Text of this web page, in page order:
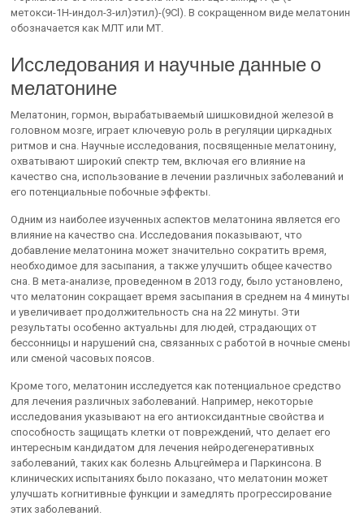
метокси-1H-индол-3-ил)этил)-(9Cl). В сокращенном виде мелатонин
обозначается как МЛТ или МТ.
Исследования и научные данные о
мелатонине
Мелатонин, гормон, вырабатываемый шишковидной железой в
головном мозге, играет ключевую роль в регуляции циркадных
ритмов и сна. Научные исследования, посвященные мелатонину,
охватывают широкий спектр тем, включая его влияние на
качество сна, использование в лечении различных заболеваний и
его потенциальные побочные эффекты.
Одним из наиболее изученных аспектов мелатонина является его
влияние на качество сна. Исследования показывают, что
добавление мелатонина может значительно сократить время,
необходимое для засыпания, а также улучшить общее качество
сна. В мета-анализе, проведенном в 2013 году, было установлено,
что мелатонин сокращает время засыпания в среднем на 4 минуты
и увеличивает продолжительность сна на 22 минуты. Эти
результаты особенно актуальны для людей, страдающих от
бессонницы и нарушений сна, связанных с работой в ночные смены
или сменой часовых поясов.
Кроме того, мелатонин исследуется как потенциальное средство
для лечения различных заболеваний. Например, некоторые
исследования указывают на его антиоксидантные свойства и
способность защищать клетки от повреждений, что делает его
интересным кандидатом для лечения нейродегенеративных
заболеваний, таких как болезнь Альцгеймера и Паркинсона. В
клинических испытаниях было показано, что мелатонин может
улучшать когнитивные функции и замедлять прогрессирование
этих заболеваний.